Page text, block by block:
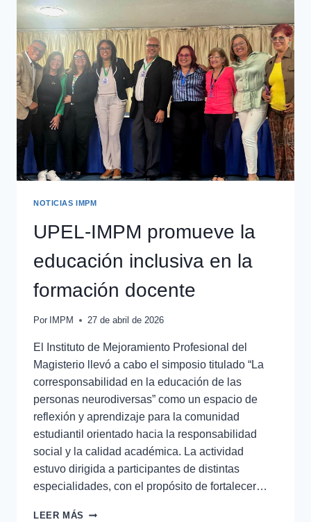
NOTICIAS IMPM
UPEL-IMPM promueve la
educación inclusiva en la
formación docente
Por IMPM 27 de abril de 2026
El Instituto de Mejoramiento Profesional del
Magisterio llevó a cabo el simposio titulado “La
corresponsabilidad en la educación de las
personas neurodiversas” como un espacio de
reflexión y aprendizaje para la comunidad
estudiantil orientado hacia la responsabilidad
social y la calidad académica. La actividad
estuvo dirigida a participantes de distintas
especialidades, con el propósito de fortalecer…
LEER MÁS